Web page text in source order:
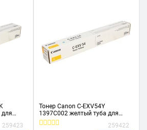
для
259423
Тонер Canon C-EXV54Y
1397C002 желтый туба для
копира C3025i
259422